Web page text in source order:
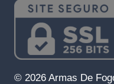
© 2026 Armas De